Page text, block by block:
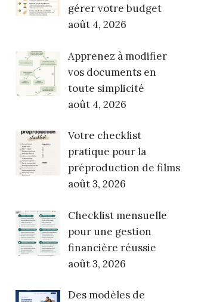
gérer votre budget
août 4, 2026
Apprenez à modifier
vos documents en
toute simplicité
août 4, 2026
Votre checklist
pratique pour la
préproduction de films
août 3, 2026
Checklist mensuelle
pour une gestion
financière réussie
août 3, 2026
Des modèles de